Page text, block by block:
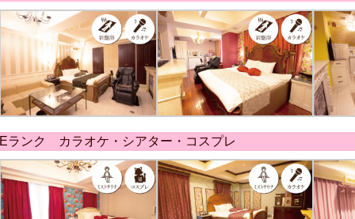
Eランク カラオケ・シアター・コスプレ